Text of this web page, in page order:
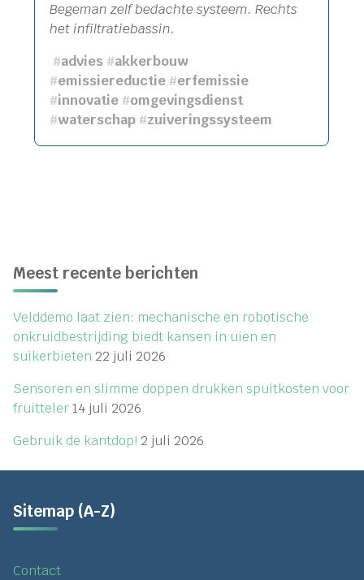
Begeman zelf bedachte systeem. Rechts
het infiltratiebassin.
#advies #akkerbouw
#emissiereductie #erfemissie
#innovatie #omgevingsdienst
#waterschap #zuiveringssysteem
Meest recente berichten
Velddemo laat zien: mechanische en robotische
onkruidbestrijding biedt kansen in uien en
suikerbieten 22 juli 2026
Sensoren en slimme doppen drukken spuitkosten voor
fruitteler14 juli 2026
Gebruik de kantdop! 2 juli 2026
Sitemap (A-Z)
Contact